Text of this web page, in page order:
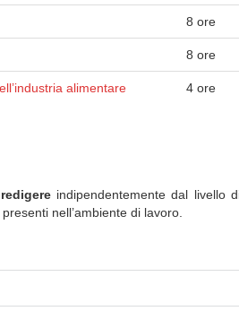
8 ore
8 ore
alimentare
4 ore
indipendentemente dal livello
nell’ambiente di lavoro.